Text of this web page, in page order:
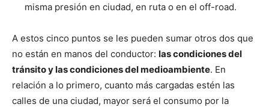
misma presión en ciudad, en ruta o en el off-road.
A estos cinco puntos se les pueden sumar otros dos que
no están en manos del conductor: las condiciones del
tránsito y las condiciones del medioambiente. En
relación a lo primero, cuanto más cargadas estén las
calles de una ciudad, mayor será el consumo por la